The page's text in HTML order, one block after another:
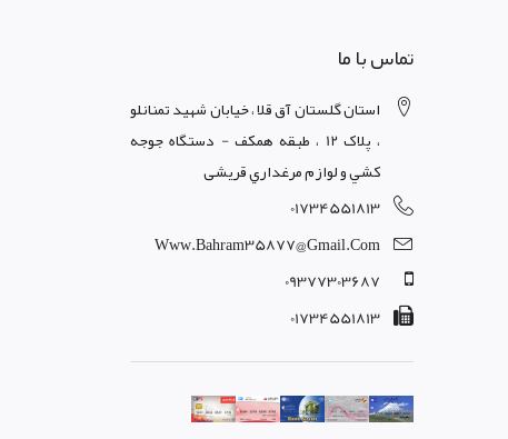
تماس با ما
استان گلستان آق قلا ، خيابان شهيد تمنانلو
، پلاک 12 ، طبقه همکف - دستگاه جوجه
کشي و لوازم مرغداري قریشی
01734551813
Www.bahram35877@gmail.com
09377303687
01734551813